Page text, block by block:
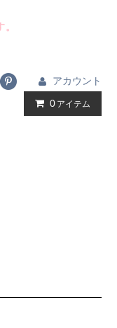
アカウント
0 アイテム